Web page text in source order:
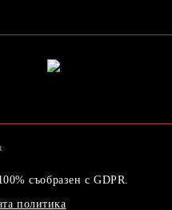
съобразен с GDPR.
политика